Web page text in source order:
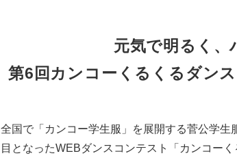
元気で明るく、
第6回カンコーくるくるダン
全国で「カンコー学生服」を展開する菅公学
目となったWEBダンスコンテスト「カンコー